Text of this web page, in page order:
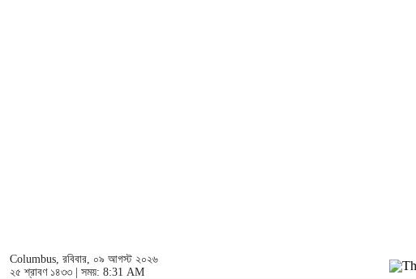
Columbus, রবিবার, ০৯ আগস্ট ২০২৬
২৫ শ্রাবণ ১৪৩৩ | সময়: 8:31 AM